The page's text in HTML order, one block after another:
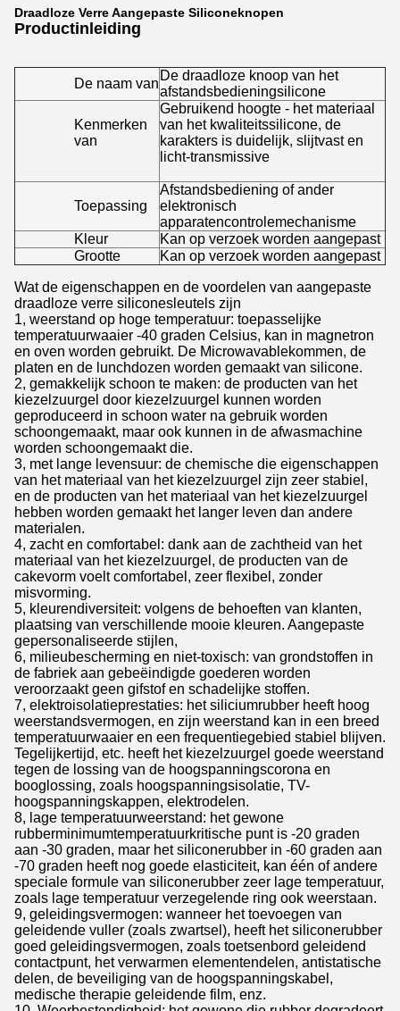
Draadloze Verre Aangepaste Siliconeknopen
Productinleiding
De naam van
De draadloze knoop van het
afstandsbedieningsilicone
Kenmerken
van
Gebruikend hoogte - het materiaal
van het kwaliteitssilicone, de
karakters is duidelijk, slijtvast en
licht-transmissive
Toepassing
Afstandsbediening of ander
elektronisch
apparatencontrolemechanisme
Kleur
Kan op verzoek worden aangepast
Grootte
Kan op verzoek worden aangepast
Wat de eigenschappen en de voordelen van aangepaste
draadloze verre siliconesleutels zijn
1, weerstand op hoge temperatuur: toepasselijke
temperatuurwaaier -40 graden Celsius, kan in magnetron
en oven worden gebruikt. De Microwavablekommen, de
platen en de lunchdozen worden gemaakt van silicone.
2, gemakkelijk schoon te maken: de producten van het
kiezelzuurgel door kiezelzuurgel kunnen worden
geproduceerd in schoon water na gebruik worden
schoongemaakt, maar ook kunnen in de afwasmachine
worden schoongemaakt die.
3, met lange levensuur: de chemische die eigenschappen
van het materiaal van het kiezelzuurgel zijn zeer stabiel,
en de producten van het materiaal van het kiezelzuurgel
hebben worden gemaakt het langer leven dan andere
materialen.
4, zacht en comfortabel: dank aan de zachtheid van het
materiaal van het kiezelzuurgel, de producten van de
cakevorm voelt comfortabel, zeer flexibel, zonder
misvorming.
5, kleurendiversiteit: volgens de behoeften van klanten,
plaatsing van verschillende mooie kleuren. Aangepaste
gepersonaliseerde stijlen,
6, milieubescherming en niet-toxisch: van grondstoffen in
de fabriek aan gebeëindigde goederen worden
veroorzaakt geen gifstof en schadelijke stoffen.
7, elektroisolatieprestaties: het siliciumrubber heeft hoog
weerstandsvermogen, en zijn weerstand kan in een breed
temperatuurwaaier en een frequentiegebied stabiel blijven.
Tegelijkertijd, etc. heeft het kiezelzuurgel goede weerstand
tegen de lossing van de hoogspanningscorona en
booglossing, zoals hoogspanningsisolatie, TV-
hoogspanningskappen, elektrodelen.
8, lage temperatuurweerstand: het gewone
rubberminimumtemperatuurkritische punt is -20 graden
aan -30 graden, maar het siliconerubber in -60 graden aan
-70 graden heeft nog goede elasticiteit, kan één of andere
speciale formule van siliconerubber zeer lage temperatuur,
zoals lage temperatuur verzegelende ring ook weerstaan.
9, geleidingsvermogen: wanneer het toevoegen van
geleidende vuller (zoals zwartsel), heeft het siliconerubber
goed geleidingsvermogen, zoals toetsenbord geleidend
contactpunt, het verwarmen elementendelen, antistatische
delen, de beveiliging van de hoogspanningskabel,
medische therapie geleidende film, enz.